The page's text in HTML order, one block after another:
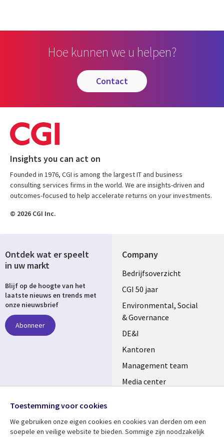
Hoe kunnen we u helpen?
contact
Insights you can act on
Founded in 1976, CGI is among the largest IT and business
consulting services firms in the world. We are insights-driven and
outcomes-focused to help accelerate returns on your investments.
© 2026 CGI Inc.
Company
Useful
links
NETHERLANDS
Bedrijfsoverzicht
CGI 50 jaar
Environmental, Social
& Governance
DE&I
Kantoren
Management team
Media center
Ontdek wat er speelt
in uw markt
Blijf op de hoogte van het
laatste nieuws en trends met
onze nieuwsbrief
Abonneer
Media
Toestemming voor cookies
We gebruiken onze eigen cookies en cookies van derden om een ​​
soepele en veilige website te bieden. Sommige zijn noodzakelijk